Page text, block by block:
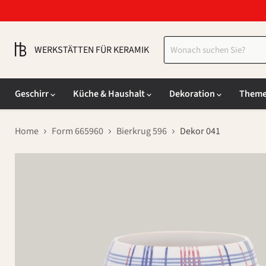
WERKSTÄTTEN FÜR KERAMIK
Geschirr
Küche & Haushalt Dekoration
Home Form 665960 Bierkrug 596 Dekor 041